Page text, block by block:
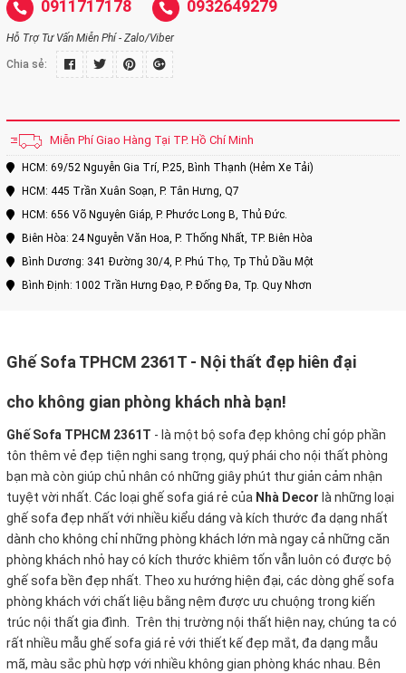
0911717178 0932649279
Hỗ Trợ Tư Vấn Miễn Phí - Zalo/Viber
Chia sẻ:
Miễn Phí Giao Hàng Tại TP. Hồ Chí Minh
HCM: 69/52 Nguyễn Gia Trí, P.25, Bình Thạnh (Hẻm Xe Tải)
HCM: 445 Trần Xuân Soạn, P. Tân Hưng, Q7
HCM: 656 Võ Nguyên Giáp, P. Phước Long B, Thủ Đức.
Biên Hòa: 24 Nguyễn Văn Hoa, P. Thống Nhất, TP. Biên Hòa
Bình Dương: 341 Đường 30/4, P. Phú Thọ, Tp Thủ Dầu Một
Bình Định: 1002 Trần Hưng Đạo, P. Đống Đa, Tp. Quy Nhơn
Ghế Sofa TPHCM 2361T - Nội thất đẹp hiên đại
cho không gian phòng khách nhà bạn!
Ghế Sofa TPHCM 2361T - là một bộ sofa đẹp không chỉ góp phần
tôn thêm vẻ đẹp tiện nghi sang trọng, quý phái cho nội thất phòng
bạn mà còn giúp chủ nhân có những giây phút thư giản cảm nhận
tuyệt vời nhất. Các loại ghế sofa giá rẻ của Nhà Decor là những loại
ghế sofa đẹp nhất với nhiều kiểu dáng và kích thước đa dạng nhất
dành cho không chỉ những phòng khách lớn mà ngay cả những căn
phòng khách nhỏ hay có kích thước khiêm tốn vẫn luôn có được bộ
ghế sofa bền đẹp nhất. Theo xu hướng hiện đại, các dòng ghế sofa
phòng khách với chất liệu bằng nệm được ưu chuộng trong kiến
trúc nội thất gia đình. Trên thị trường nội thất hiện nay, chúng ta có
rất nhiều mẫu ghế sofa giá rẻ với thiết kế đẹp mắt, đa dạng mẫu
mã, màu sắc phù hợp với nhiều không gian phòng khác nhau. Bên